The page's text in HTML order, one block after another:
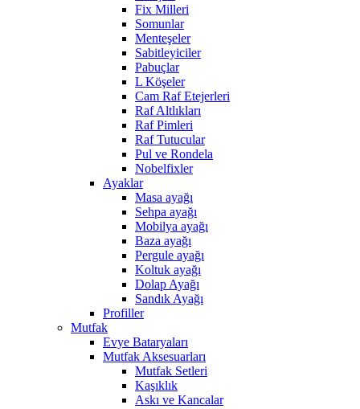
Fix Milleri
Somunlar
Menteşeler
Sabitleyiciler
Pabuçlar
L Köşeler
Cam Raf Etejerleri
Raf Altlıkları
Raf Pimleri
Raf Tutucular
Pul ve Rondela
Nobelfixler
Ayaklar
Masa ayağı
Sehpa ayağı
Mobilya ayağı
Baza ayağı
Pergule ayağı
Koltuk ayağı
Dolap Ayağı
Sandık Ayağı
Profiller
Mutfak
Evye Bataryaları
Mutfak Aksesuarları
Mutfak Setleri
Kaşıklık
Askı ve Kancalar